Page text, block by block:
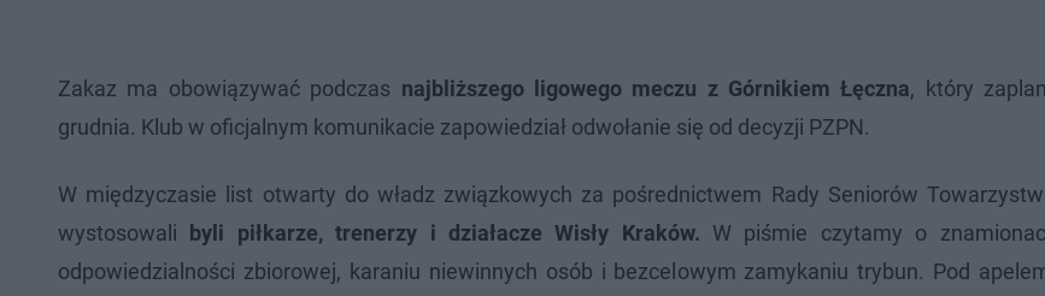
Zakaz ma obowiązywać podczas najbliższego ligowego meczu z Górnikiem Łęczna, który
grudnia. Klub w oficjalnym komunikacie zapowiedział odwołanie się od decyzji PZPN.
W międzyczasie list otwarty do władz związkowych za pośrednictwem Rady Seniorów
wystosowali byli piłkarze, trenerzy i działacze Wisły Kraków. W piśmie czytamy o
odpowiedzialności zbiorowej, karaniu niewinnych osób i bezcelowym zamykaniu trybun. Pod